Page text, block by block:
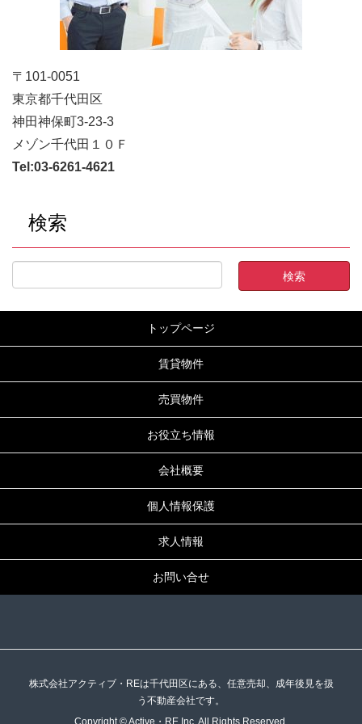
〒101-0051
東京都千代田区
神田神保町3-23-3
メゾン千代田１０Ｆ
Tel:03-6261-4621
検索
トップページ
賃貸物件
売買物件
お役立ち情報
会社概要
個人情報保護
求人情報
お問い合せ
株式会社アクティブ・REは千代田区にある、任意売却、成年後見を扱
う不動産会社です。
Copyright © Active・RE Inc. All Rights Reserved.